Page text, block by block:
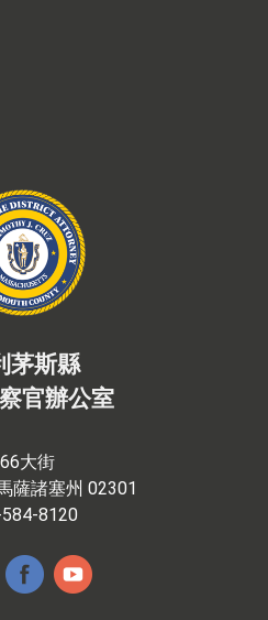
茅斯縣
官辦公室
大街
薩諸塞州 02301
8120